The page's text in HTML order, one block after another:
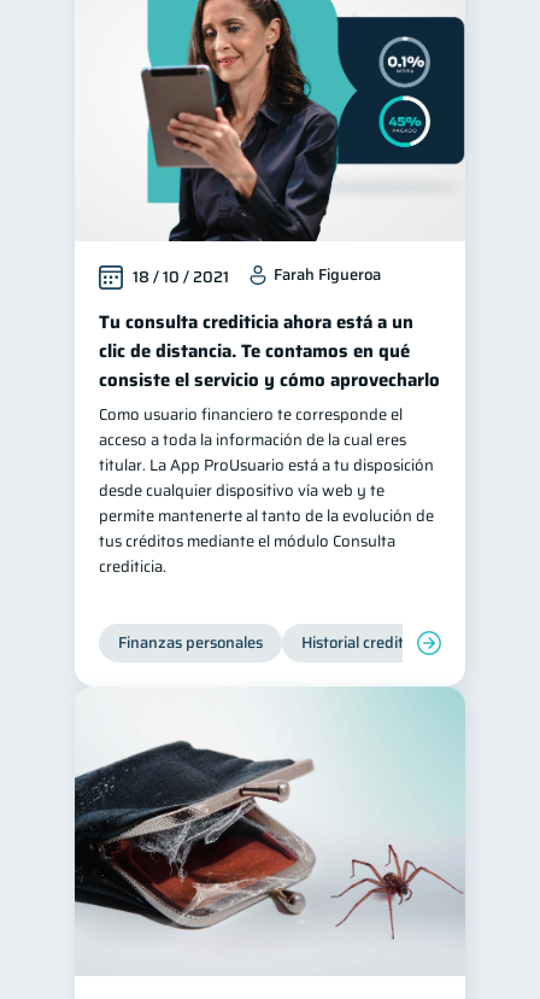
18 / 10 / 2021 Farah Figueroa
Tu consulta crediticia ahora está a un
clic de distancia. Te contamos en qué
consiste el servicio y cómo aprovecharlo
Como usuario financiero te corresponde el
acceso a toda la información de la cual eres
titular. La App ProUsuario está a tu disposición
desde cualquier dispositivo vía web y te
permite mantenerte al tanto de la evolución de
tus créditos mediante el módulo Consulta
crediticia.
Finanzas personales Historial crediticio